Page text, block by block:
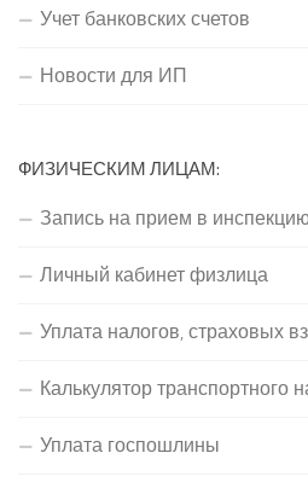
Учет банковских счетов
Новости для ИП
ФИЗИЧЕСКИМ ЛИЦАМ:
Запись на прием в
Личный кабинет физлица
Уплата налогов, страховых
Калькулятор транспортного
Уплата госпошлины